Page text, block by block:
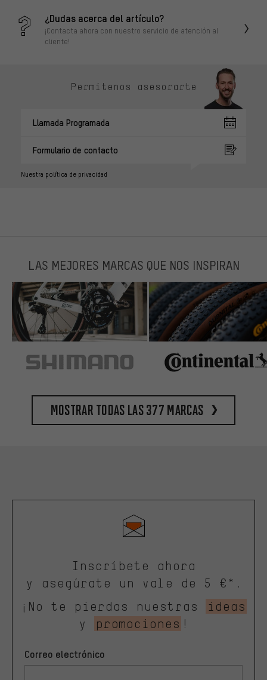
¿Dudas acerca del artículo?
¡Contacta ahora con nuestro servicio de atención al
cliente!
Permítenos asesorarte
Llamada Programada
Formulario de contacto
Nuestra política de privacidad
LAS MEJORES MARCAS QUE NOS INSPIRAN
Mostrar todas las 377 marcas
Inscríbete ahora
y asegúrate un vale de 5 €*.
¡No te pierdas nuestras
ideas
y
promociones !
Correo electrónico